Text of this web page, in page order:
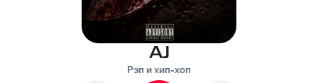
AJ
Рэп и хип-хоп